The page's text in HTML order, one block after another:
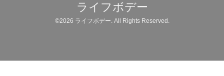
ライフボデー
©2026 ライフボデー . All Rights Reserved.